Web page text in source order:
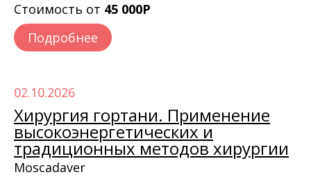
Стоимость от 45 000Р
Подробнее
02.10.2026
Хирургия гортани. Применение
высокоэнергетических и
традиционных методов хирургии
Moscadaver